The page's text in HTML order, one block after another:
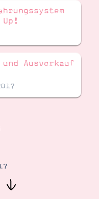
Ausverkauf